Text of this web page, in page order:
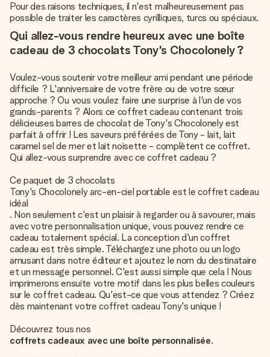
Pour des raisons techniques, il n'est malheureusement pas
possible de traiter les caractères cyrilliques, turcs ou spéciaux.
Qui allez-vous rendre heureux avec une boîte
cadeau de 3 chocolats Tony's Chocolonely ?
Voulez-vous soutenir votre meilleur ami pendant une période
difficile ? L'anniversaire de votre frère ou de votre sœur
approche ? Ou vous voulez faire une surprise à l'un de vos
grands-parents ? Alors ce coffret cadeau contenant trois
délicieuses barres de chocolat de Tony's Chocolonely est
parfait à offrir ! Les saveurs préférées de Tony - lait, lait
caramel sel de mer et lait noisette - complètent ce coffret.
Qui allez-vous surprendre avec ce coffret cadeau ?
Ce paquet de 3 chocolats
Tony's Chocolonely arc-en-ciel portable est le coffret cadeau
idéal
. Non seulement c'est un plaisir à regarder ou à savourer, mais
avec votre personnalisation unique, vous pouvez rendre ce
cadeau totalement spécial. La conception d'un coffret
cadeau est très simple. Téléchargez une photo ou un logo
amusant dans notre éditeur et ajoutez le nom du destinataire
et un message personnel. C'est aussi simple que cela ! Nous
imprimerons ensuite votre motif dans les plus belles couleurs
sur le coffret cadeau. Qu'est-ce que vous attendez ? Créez
dès maintenant votre coffret cadeau Tony's unique !
Découvrez tous nos
coffrets cadeaux avec une boîte personnalisée.